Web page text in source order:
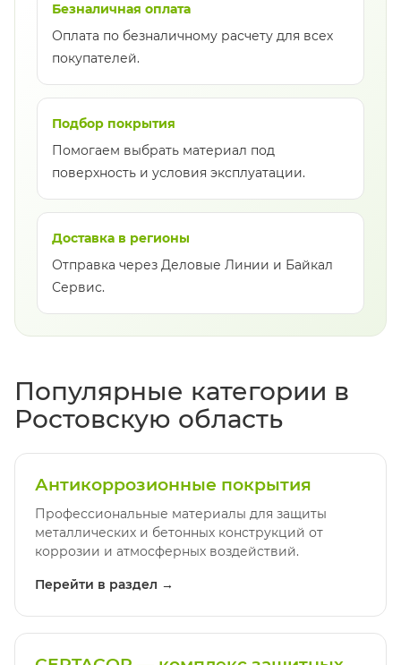
Безналичная оплата
Оплата по безналичному расчету для всех
покупателей.
Подбор покрытия
Помогаем выбрать материал под
поверхность и условия эксплуатации.
Доставка в регионы
Отправка через Деловые Линии и Байкал
Сервис.
Популярные категории в
Ростовскую область
Антикоррозионные покрытия
Профессиональные материалы для защиты
металлических и бетонных конструкций от
коррозии и атмосферных воздействий.
Перейти в раздел →